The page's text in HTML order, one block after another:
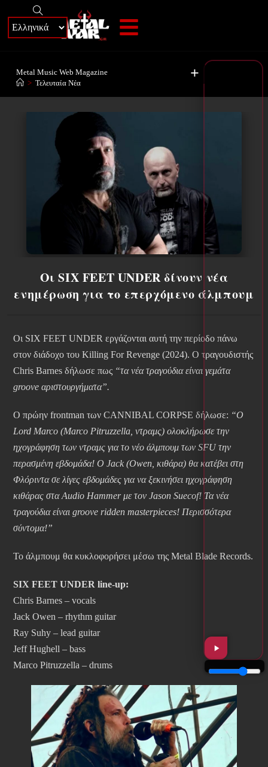
+
Metal Music Web Magazine
> Τελευταία Νέα
Οι SIX FEET UNDER δίνουν νέα
ενημέρωση για το επερχόμενο άλμπουμ
Οι SIX FEET UNDER εργάζονται αυτή την περίοδο πάνω
στον διάδοχο του Killing For Revenge (2024). Ο τραγουδιστής
Chris Barnes δήλωσε πως “τα νέα τραγούδια είναι γεμάτα
groove αριστουργήματα”.
Ο πρώην frontman των CANNIBAL CORPSE δήλωσε: “Ο
Lord Marco (Marco Pitruzzella, ντραμς) ολοκλήρωσε την
ηχογράφηση των ντραμς για το νέο άλμπουμ των SFU την
περασμένη εβδομάδα! Ο Jack (Owen, κιθάρα) θα κατέβει στη
Φλόριντα σε λίγες εβδομάδες για να ξεκινήσει ηχογράφηση
κιθάρας στα Audio Hammer με τον Jason Suecof! Τα νέα
τραγούδια είναι groove ridden masterpieces! Περισσότερα
σύντομα!”
Το άλμπουμ θα κυκλοφορήσει μέσω της Metal Blade Records.
SIX FEET UNDER line-up:
Chris Barnes – vocals
Jack Owen – rhythm guitar
Ray Suhy – lead guitar
Jeff Hughell – bass
Marco Pitruzzella – drums